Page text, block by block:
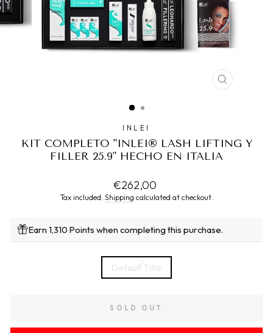
CLOSE
INLEI
KIT COMPLETO "INLEI® LASH LIFTING Y
FILLER 25.9" HECHO EN ITALIA
Regular
price
€262,00
Tax included. Shipping calculated at checkout.
Earn 1,310 Points when completing this purchase.
Default Title
SOLD OUT